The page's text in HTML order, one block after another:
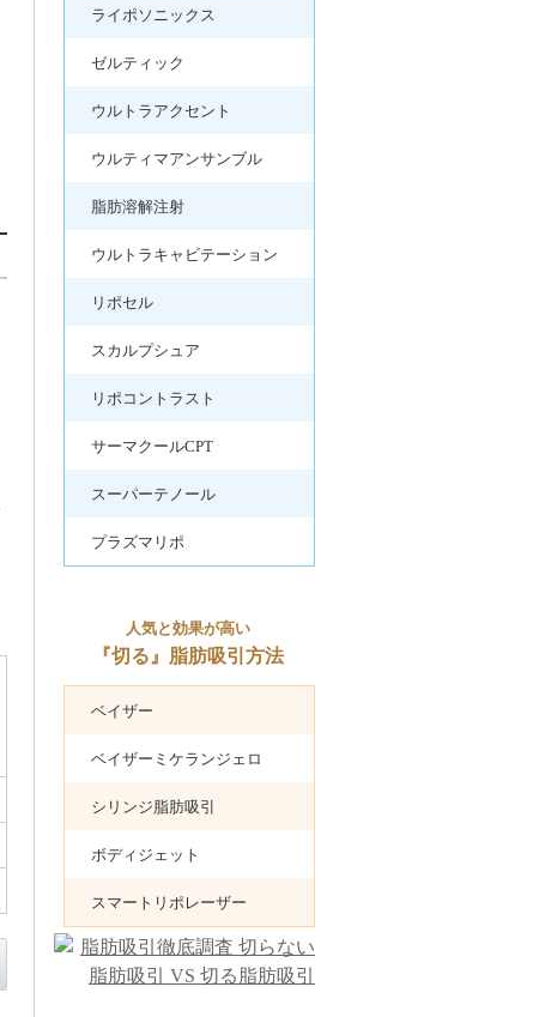
ライポソニックス
ゼルティック
ウルトラアクセント
ウルティマアンサンブル
脂肪溶解注射
ウルトラキャビテーション
リポセル
スカルプシュア
リポコントラスト
サーマクールCPT
スーパーテノール
プラズマリポ
人気と効果が高い
『切る』脂肪吸引方法
ベイザー
ベイザーミケランジェロ
シリンジ脂肪吸引
ボディジェット
スマートリポレーザー